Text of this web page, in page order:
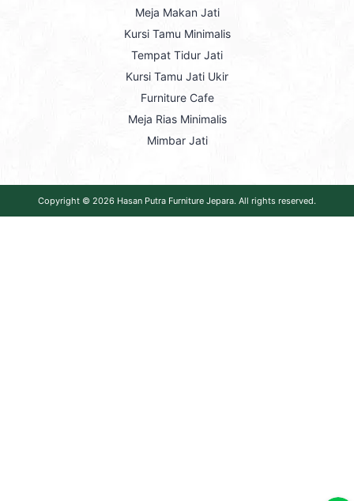
Meja Makan Jati
Kursi Tamu Minimalis
Tempat Tidur Jati
Kursi Tamu Jati Ukir
Furniture Cafe
Meja Rias Minimalis
Mimbar Jati
Copyright © 2026 Hasan Putra Furniture Jepara. All rights reserved.